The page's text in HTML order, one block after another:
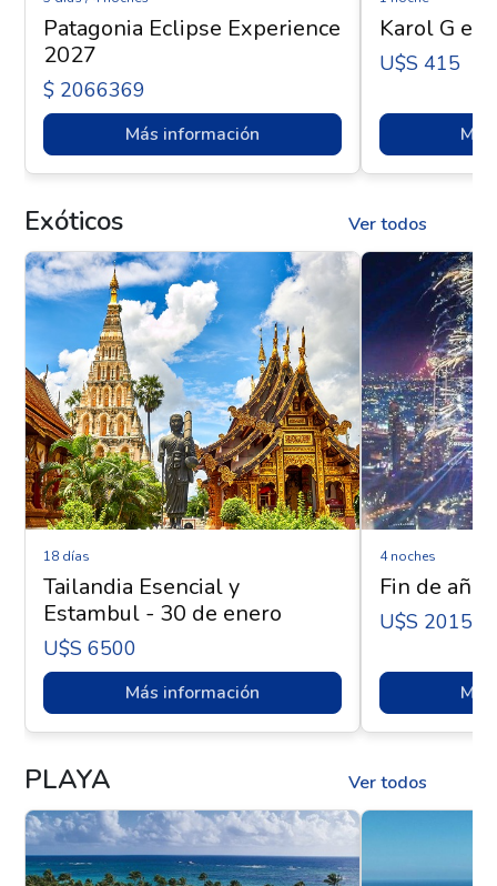
Patagonia Eclipse Experience
2027
$ 2066369
Más información
Karol G
U$s 415
Exóticos Ver todos
18 días
Tailandia Esencial y
Estambul - 30 de enero
U$s 6500
Más información
4 noches
Fin de año
U$s 2015
PLAYA Ver todos